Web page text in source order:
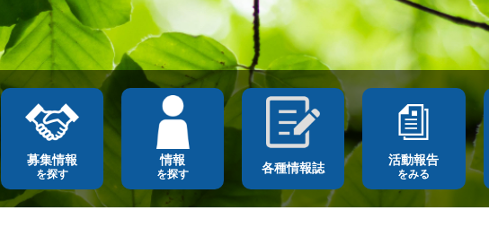
募集情報
を探す
情報
を探す 各種情報誌
活動報告
をみる